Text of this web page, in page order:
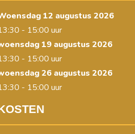
woensdag 12 augustus 2026
- 15:00 uur
19 augustus 2026
- 15:00 uur
26 augustus 2026
- 15:00 uur